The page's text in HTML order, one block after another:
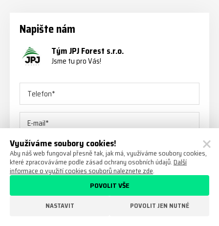
Napište nám
Tým JPJ Forest s.r.o.
Jsme tu pro Vás!
Odesláním kontaktního formuláře souhlasím se
Využíváme soubory cookies!
Aby náš web fungoval přesně tak, jak má, využíváme soubory cookies,
které zpracováváme podle zásad ochrany osobních údajů.Další
informace o využití cookies souborů naleznete zde.
NASTAVIT POVOLIT JEN NUTNÉ
POVOLIT VŠE